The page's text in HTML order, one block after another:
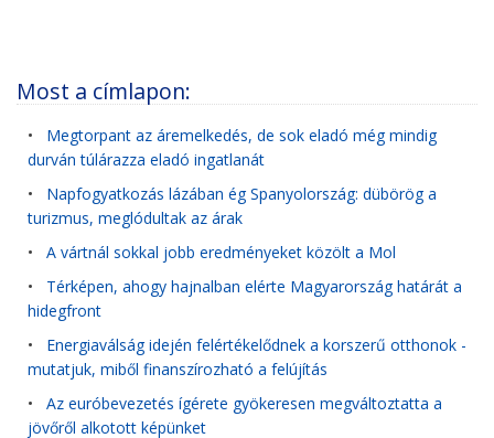
Most a címlapon:
• Megtorpant az áremelkedés, de sok eladó még mindig
durván túlárazza eladó ingatlanát
• Napfogyatkozás lázában ég Spanyolország: dübörög a
turizmus, meglódultak az árak
• A vártnál sokkal jobb eredményeket közölt a Mol
• Térképen, ahogy hajnalban elérte Magyarország határát a
hidegfront
• Energiaválság idején felértékelődnek a korszerű otthonok -
mutatjuk, miből finanszírozható a felújítás
• Az euróbevezetés ígérete gyökeresen megváltoztatta a
jövőről alkotott képünket